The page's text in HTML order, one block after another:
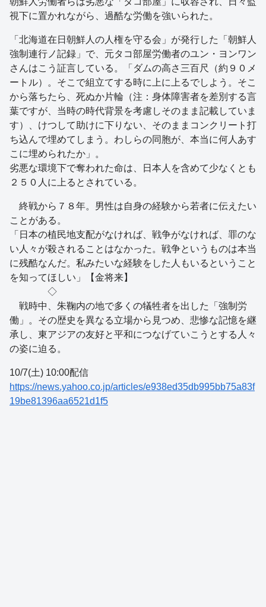
視下に置かれながら、過酷な労働を強いられた。
「北海道在日朝鮮人の人権を守る会」が発行した「朝鮮人
強制連行ノ記録」で、元タコ部屋労働者のユン・ヨンワン
さんはこう証言している。「ダムの高さ三百尺（約９０メ
ートル）。そこで組立てする時に上に上るでしよう。そこ
から落ちたら、死ぬか片輪（注：身体障害者を差別する言
葉ですが、当時の時代背景を考慮しそのまま記載していま
す）、けつして助けに下りない、そのままコンクリート打
ち込んで埋めてしまう。わしらの同胞が、本当に何人あす
こに埋められたか」。
劣悪な環境下で奪われた命は、日本人を含めて少なくとも
２５０人に上るとされている。
終戦から７８年。男性は自身の経験から若者に伝えたい
ことがある。
「日本の植民地支配がなければ、戦争がなければ、罪のな
い人々が殺されることはなかった。戦争というものは本当
に残酷なんだ。私みたいな経験をした人もいるということ
を知ってほしい」【金将来】
◇
戦時中、朱鞠内の地で多くの犠牲者を出した「強制労
働」。その歴史を異なる立場から見つめ、悲惨な記憶を継
承し、東アジアの友好と平和につなげていこうとする人々
の姿に迫る。
10/7(土) 10:00配信
https://news.yahoo.co.jp/articles/e938ed35db995bb75a83f
19be81396aa6521d1f5